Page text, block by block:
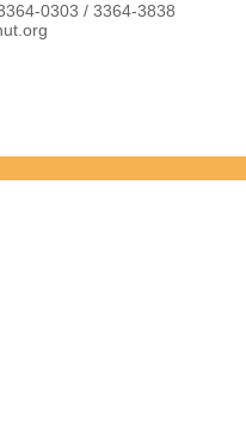
0303 / 3364-3838